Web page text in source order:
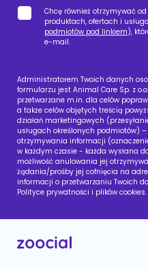
Chcę również otrzymywać
produktach, ofertach i
podmiotów pod linkiem),
e-mail.
Administratorem Twoich danych
formularzu jest Animal Care Sp. z
przetwarzane m.in. dla celów
a także celów objętych treścią
działań marketingowych
usługach określonych podmiotów)
otrzymywania informacji
w każdym czasie - każda wysłana
możliwość anulowania jej
żądania/prośby jej cofnięcia na
informacji o przetwarzaniu Twoich
Polityce prywatności i plików cookies.